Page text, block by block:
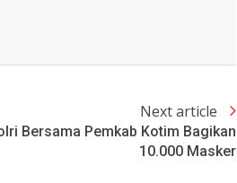
Next article
Bersama Pemkab Kotim Bagikan
10.000 Masker